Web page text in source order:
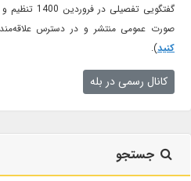
گفتگویی تفصیلی در
صورت عمومی منتشر و در دسترس
کنید).
کانال رسمی در بله
جستجو